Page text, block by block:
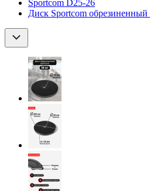
Sportcom D25-26
Диск Sportcom